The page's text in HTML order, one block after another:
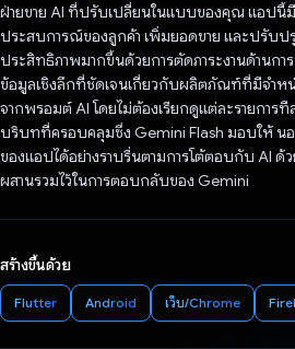
ฝ่ายขาย AI ที่ปรับเปลี่ยนในแบบของคุณ แอปนี้
ประสบการณ์ของลูกค้า เพิ่มยอดขาย และปรับปรุ
ประสิทธิภาพมากขึ้นด้วยการตัดภาระงานด้านกา
ข้อมูลเชิงลึกที่ชัดเจนเกี่ยวกับผลิตภัณฑ์ที่มีจำหน่
จากพรอมต์ AI โดยไม่ต้องเรียกดูแต่ละรายการทีล
บริบทที่ครอบคลุมซึ่ง Gemini Flash มอบให้ นอ
ของแอปได้อย่างราบรื่นตามการโต้ตอบกับ AI ด้ว
ผสานรวมไว้ในการตอบกลับของ Gemini
สร้างขึ้นด้วย
Flutter Android เว็บ/Chrome